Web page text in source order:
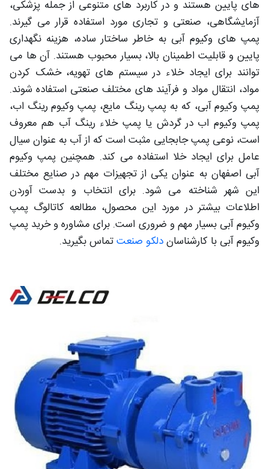
های پایین هستند و در کاربرد های متنوعی از جمله پزشکی،
آزمایشگاهی، صنعتی و تجاری مورد استفاده قرار می‌ گیرند.
پمپ‌ های وکیوم آبی به خاطر ساختار ساده، هزینه نگهداری
پایین و قابلیت اطمینان بالا، بسیار محبوب هستند. آن‌ ها می‌
توانند برای ایجاد خلاء در سیستم‌ های تهویه، خشک کردن
مواد، انتقال مواد و فرآیند های مختلف صنعتی استفاده شوند.
پمپ وکیوم آبی، که به پمپ رینگ مایع، پمپ وکیوم رینگ اب،
پمپ وکیوم اب در گردش یا پمپ خلاء رینگ آب هم معروف
است، نوعی پمپ جابجایی مثبت است که از آب به عنوان سیال
عامل برای ایجاد خلا استفاده می کند. همچنین پمپ وکیوم
آبی اصفهان به عنوان یکی از تجهیزات مهم در صنایع مختلف
این شهر شناخته می‌ شود. برای انتخاب و بدست آوردن
اطلاعات بیشتر در مورد این محصول، مطالعه کاتالوگ پمپ
وکیوم آبی بسیار مهم و ضروری است. برای مشاوره و خرید پمپ
وکیوم آبی با کارشناساندلکو صنعتتماس بگیرید.